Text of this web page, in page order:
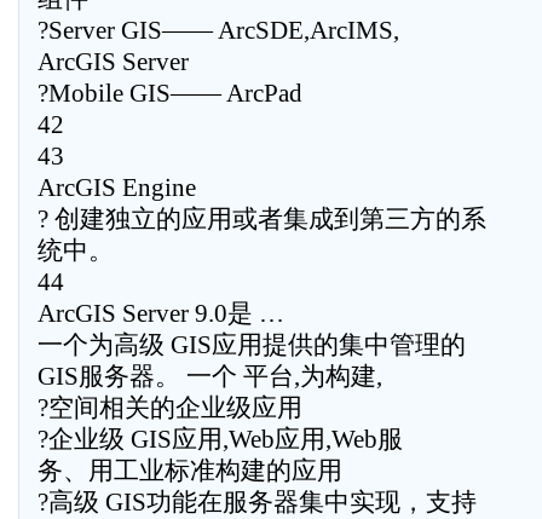
?Server GIS—— ArcSDE,ArcIMS,
ArcGIS Server
?Mobile GIS—— ArcPad
42
43
ArcGIS Engine
? 创建独立的应用或者集成到第三方的系
统中。
44
ArcGIS Server 9.0是 …
一个为高级 GIS应用提供的集中管理的
GIS服务器。 一个 平台,为构建,
?空间相关的企业级应用
?企业级 GIS应用,Web应用,Web服
务、用工业标准构建的应用
?高级 GIS功能在服务器集中实现，支持